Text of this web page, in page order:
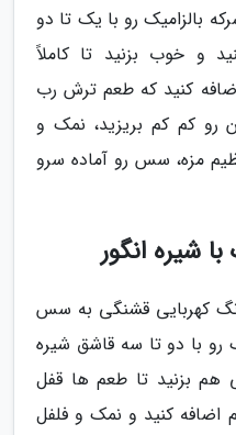
بالزامیک رو با یک تا دو
و خوب بزنید تا کاملاً
کنید که طعم ترش رب
رو کم کم بریزید، نمک و
مزه، سس رو آماده سرو
شیره انگور
کهربایی قشنگی به سس
رو با دو تا سه قاشق شیره
هم بزنید تا طعم ها قفل
اضافه کنید و نمک و فلفل